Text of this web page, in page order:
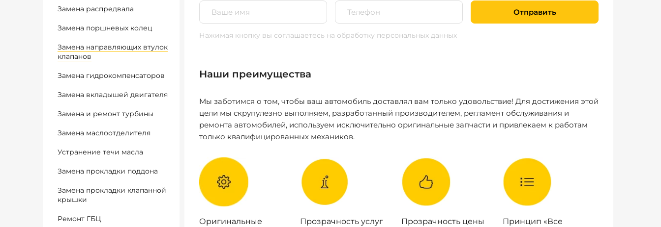
Замена распредвала
Замена поршневых колец
Замена направляющих втулок
клапанов
Замена гидрокомпенсаторов
Замена вкладышей двигателя
Замена и ремонт турбины
Замена маслоотделителя
Устранение течи масла
Замена прокладки поддона
Замена прокладки клапанной
крышки
Ремонт ГБЦ
Отправить
Нажимая кнопку вы соглашаетесь на обработку персональных данных
Наши преимущества
Мы заботимся о том, чтобы ваш автомобиль доставлял вам только удовольствие! Для достижения этой
цели мы скрупулезно выполняем, разработанный производителем, регламент обслуживания и
ремонта автомобилей, используем исключительно оригинальные запчасти и привлекаем к работам
только квалифицированных механиков.
Оригинальные
Прозрачность услуг Прозрачность цены
Принцип «Все